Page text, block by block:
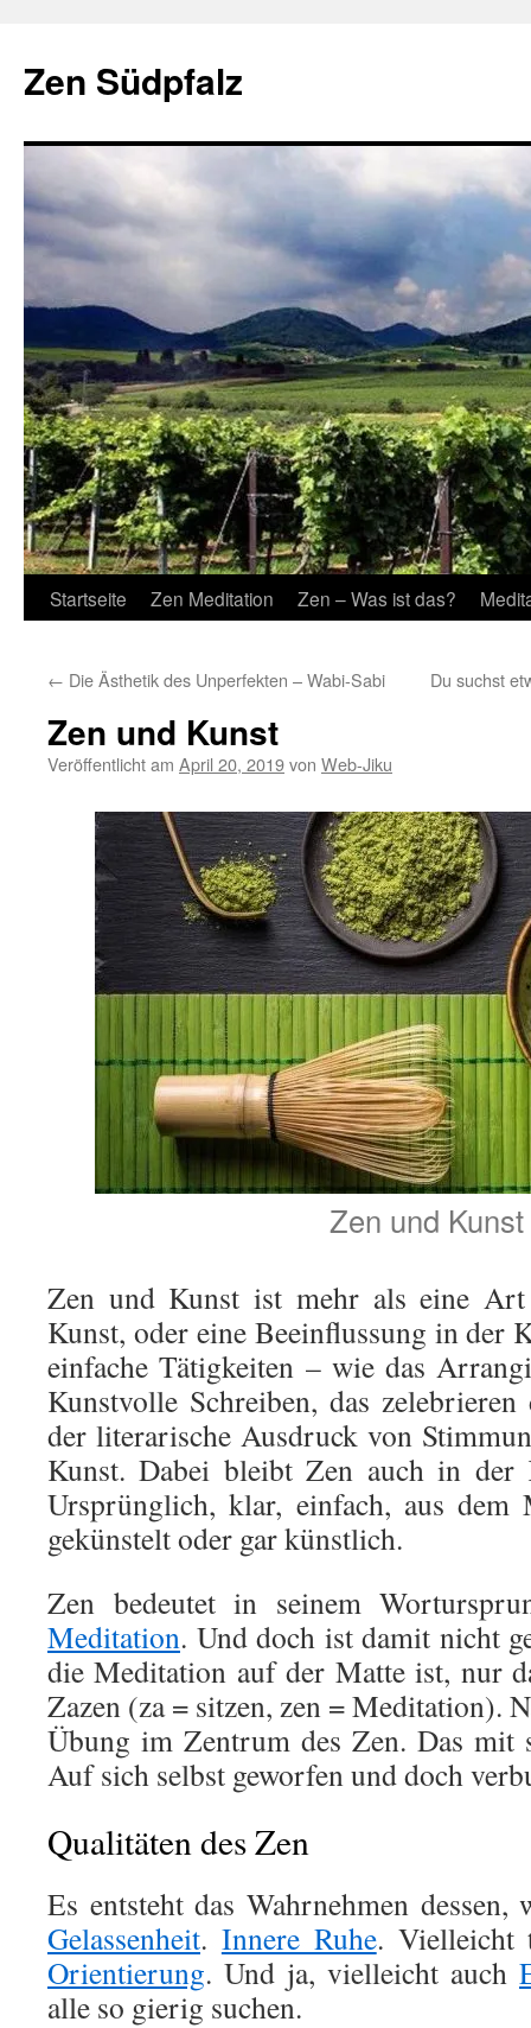
springen
Zen Südpfalz
Startseite Zen Meditation Zen – Was ist das?
← Die Ästhetik des Unperfekten – Wabi-Sabi Du suchst
Zen und Kunst
Veröffentlicht am April 20, 2019von Web-Jiku
Zen und Kunst
Zen und Kunst ist mehr als eine
Kunst, oder eine Beeinflussung in der
einfache Tätigkeiten – wie das
Kunstvolle Schreiben, das
der literarische Ausdruck von
Kunst. Dabei bleibt Zen auch in der
Ursprünglich, klar, einfach, aus dem
gekünstelt oder gar künstlich.
Zen bedeutet in seinem
Meditation. Und doch ist damit nicht
die Meditation auf der Matte ist, nur
Zazen (za = sitzen, zen = Meditation).
Übung im Zentrum des Zen. Das
Auf sich selbst geworfen und doch
Qualitäten des Zen
Es entsteht das Wahrnehmen
Gelassenheit. Innere Ruhe. Vielleicht
Orientierung. Und ja, vielleicht auch
alle so gierig suchen.